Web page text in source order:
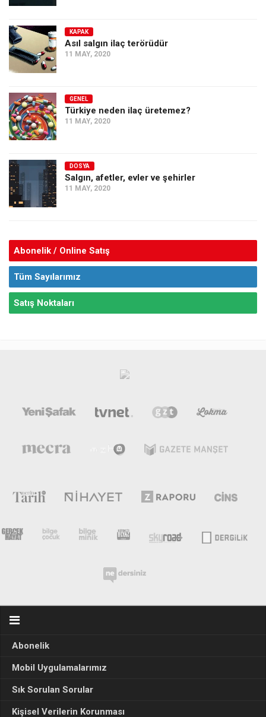
KAPAK
Asıl salgın ilaç terörüdür
11 MAY, 2020
GENEL
Türkiye neden ilaç üretemez?
11 MAY, 2020
DOSYA
Salgın, afetler, evler ve şehirler
11 MAY, 2020
Abonelik / Online Satış
Tüm Sayılarımız
Satış Noktaları
Abonelik
Mobil Uygulamalarımız
Sık Sorulan Sorular
Kişisel Verilerin Korunması